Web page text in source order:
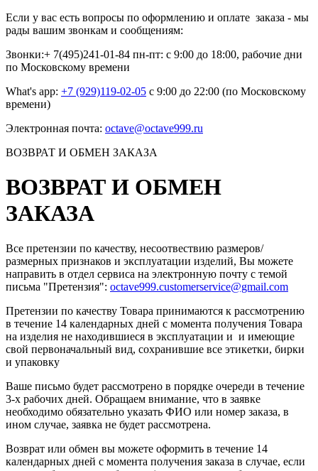
Если у вас есть вопросы по оформлению и оплате заказа - мы
рады вашим звонкам и сообщениям:
Звонки:+ 7(495)241-01-84 пн-пт: с 9:00 до 18:00, рабочие дни
по Московскому времени
What's app: +7 (929)119-02-05 с 9:00 до 22:00 (по Московскому
времени)
Электронная почта: octave@octave999.ru
ВОЗВРАТ И ОБМЕН ЗАКАЗА
ВОЗВРАТ И ОБМЕН
ЗАКАЗА
Все претензии по качеству, несоотвествию размеров/
размерных признаков и эксплуатации изделий, Вы можете
направить в отдел сервиса на электронную почту c темой
письма "Претензия": octave999.customerservice@gmail.com
Претензии по качеству Товара принимаются к рассмотрению
в течение 14 календарных дней с момента получения Товара
на изделия не находившиеся в эксплуатации и и имеющие
свой первоначальный вид, сохранившие все этикетки, бирки
и упаковку
Ваше письмо будет рассмотрено в порядке очереди в течение
3-х рабочих дней. Обращаем внимание, что в заявке
необходимо обязательно указать ФИО или номер заказа, в
ином случае, заявка не будет рассмотрена.
Возврат или обмен вы можете оформить в течение 14
календарных дней с момента получения заказа в случае, если